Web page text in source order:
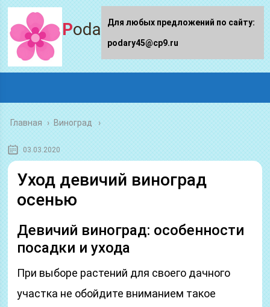
Podary45.ru
Главная › Виноград
03.03.2020
Уход девичий виноград
осенью
Девичий виноград: особенности
посадки и ухода
При выборе растений для своего дачного
участка не обойдите вниманием такое
Для любых предложений по сайту:
podary45@cp9.ru